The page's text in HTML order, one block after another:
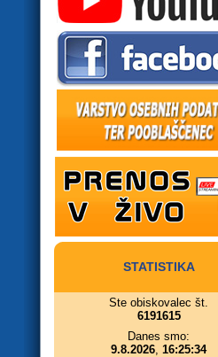
STATISTIKA
Ste obiskovalec št.
6191615
Danes smo:
9.8.2026, 16:25:34